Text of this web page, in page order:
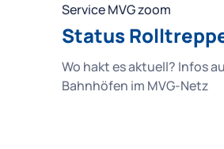
Service MVG zoom
Status
Wo hakt es aktuell? Infos
Bahnhöfen im MVG-Netz